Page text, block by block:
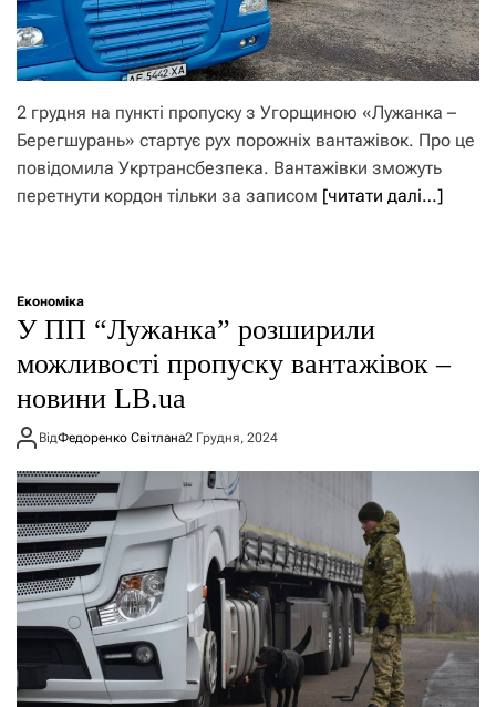
2 грудня на пункті пропуску з Угорщиною «Лужанка –
Берегшурань» стартує рух порожніх вантажівок. Про це
повідомила Укртрансбезпека. Вантажівки зможуть
перетнути кордон тільки за записом [читати далі…]
Економіка
У ПП “Лужанка” розширили
можливості пропуску вантажівок –
новини LB.ua
ВідФедоренко Світлана2 Грудня, 2024